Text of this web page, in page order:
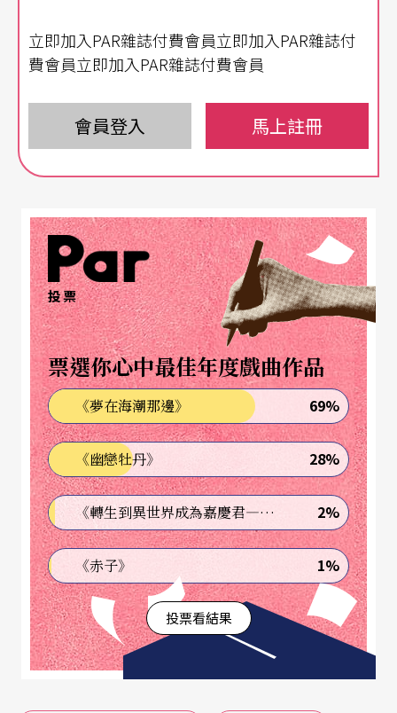
幾年時間，這群藝術工作者從借用位於都會公園另
園廣場、戶外園區，作為辦公室與演出空間，以打
游擊戰的方式，每年皆舉辦了百餘場藝文展演活
全球衛星戶外轉播（從二○○九年起，至今連續舉
辦了七年）、優人神鼓《金剛心》戶外公演、「柏
林愛樂12把大提琴音樂會」、《寶島一村》戶外公
演等，逐步讓前來公園運動、散步的民眾們習慣藝
術融入生活場景的姿態。
衛武營藝術祭
值得一提的是，二○一六年開跑的「衛武營藝術
祭」（前身為「衛武營童樂節」及「衛武營玩劇
節」）強調以更多元藝術形式，搭起藝術交流與全
民參與的平台，以「高雄發聲」為主軸，為今年開
館，定位為「眾人的藝術中心」鋪路，集結台灣、
美國、韓國、義大利、法國、日本等一流表演藝術
團隊，演出許多至今仍讓人津津樂道的重要作品，
如結合燈光藝術、電子音樂與數位科技的參與式劇
立即加入PAR雜誌付費會員立即加入PAR雜誌付
費會員立即加入PAR雜誌付費會員
會員登入 馬上註冊
投票
票選你心中最佳年度戲曲作品
《夢在海潮那邊》 69%
《幽戀牡丹》 28%
《轉生到異世界成為嘉慶君—發現我的祖先是詐騙集團!?》 2%
《赤子》 1%
投票看結果